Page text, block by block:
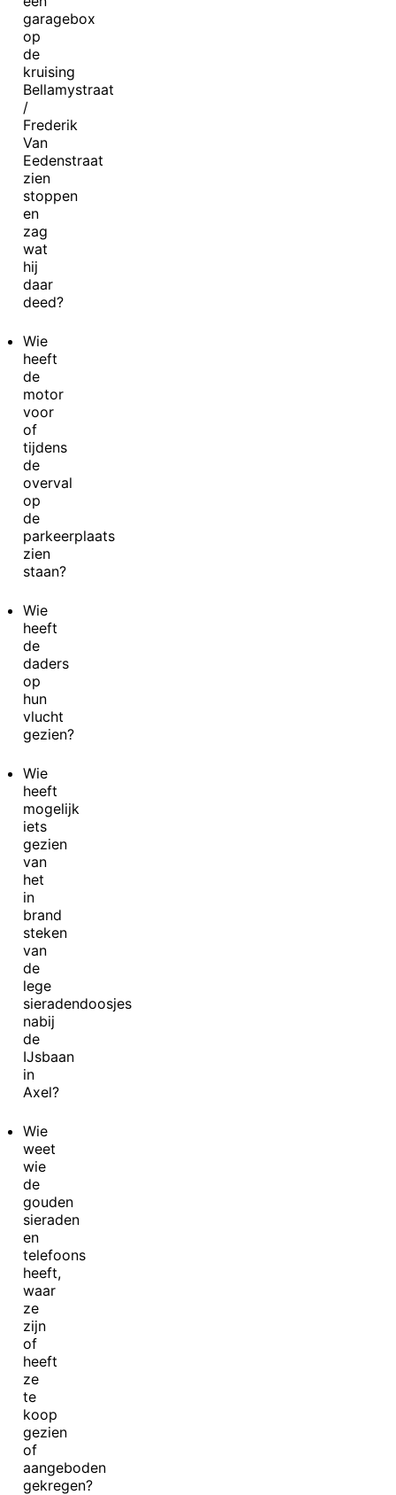
garagebox
op
de
kruising
Bellamystraat
/
Frederik
Van
Eedenstraat
zien
stoppen
en
zag
wat
hij
daar
deed?
Wie
heeft
de
motor
voor
of
tijdens
de
overval
op
de
parkeerplaats
zien
staan?
Wie
heeft
de
daders
op
hun
vlucht
gezien?
Wie
heeft
mogelijk
iets
gezien
van
het
in
brand
steken
van
de
lege
sieradendoosjes
nabij
de
IJsbaan
in
Axel?
Wie
weet
wie
de
gouden
sieraden
en
telefoons
heeft,
waar
ze
zijn
of
heeft
ze
te
koop
gezien
of
aangeboden
gekregen?